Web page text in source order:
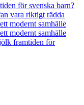
för svenska barn?
vara riktigt rädda
modernt samhälle
modernt samhälle
framtiden för